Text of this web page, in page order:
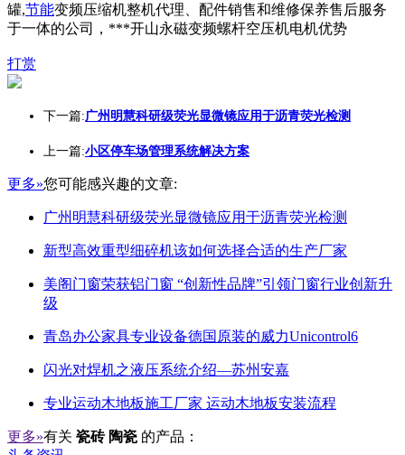
罐,节能变频压缩机整机代理、配件销售和维修保养售后服务
于一体的公司，***开山永磁变频螺杆空压机电机优势
打赏
下一篇:广州明慧科研级荧光显微镜应用于沥青荧光检测
上一篇:小区停车场管理系统解决方案
更多»您可能感兴趣的文章:
广州明慧科研级荧光显微镜应用于沥青荧光检测
新型高效重型细碎机该如何选择合适的生产厂家
美阁门窗荣获铝门窗 “创新性品牌”引领门窗行业创新升
级
青岛办公家具专业设备德国原装的威力Unicontrol6
闪光对焊机之液压系统介绍—苏州安嘉
专业运动木地板施工厂家 运动木地板安装流程
更多»有关 瓷砖 陶瓷 的产品：